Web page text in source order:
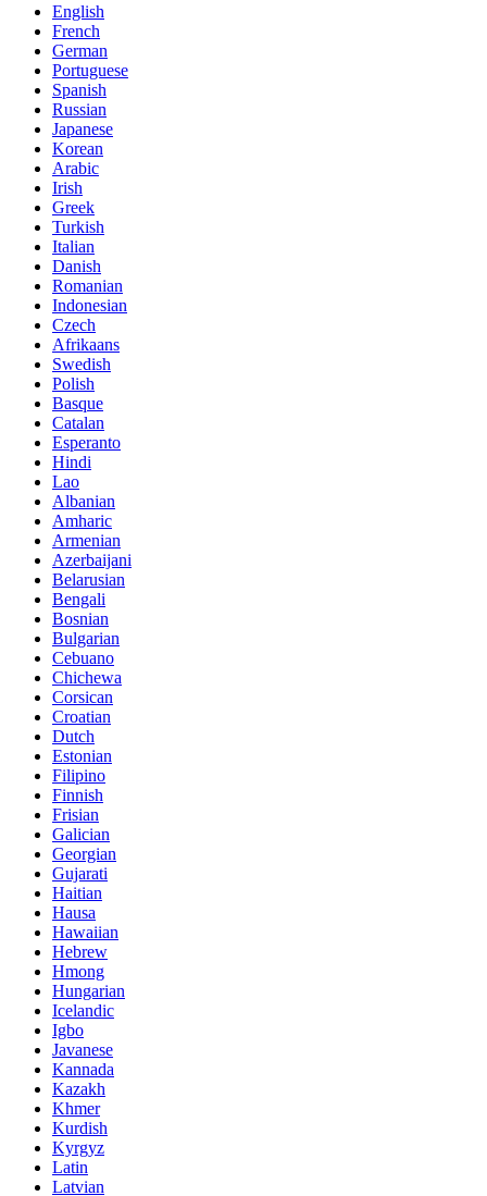
English
French
German
Portuguese
Spanish
Russian
Japanese
Korean
Arabic
Irish
Greek
Turkish
Italian
Danish
Romanian
Indonesian
Czech
Afrikaans
Swedish
Polish
Basque
Catalan
Esperanto
Hindi
Lao
Albanian
Amharic
Armenian
Azerbaijani
Belarusian
Bengali
Bosnian
Bulgarian
Cebuano
Chichewa
Corsican
Croatian
Dutch
Estonian
Filipino
Finnish
Frisian
Galician
Georgian
Gujarati
Haitian
Hausa
Hawaiian
Hebrew
Hmong
Hungarian
Icelandic
Igbo
Javanese
Kannada
Kazakh
Khmer
Kurdish
Kyrgyz
Latin
Latvian